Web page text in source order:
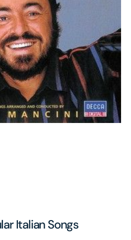
Italian Songs
在
相
簿
中
開
啟
第
1